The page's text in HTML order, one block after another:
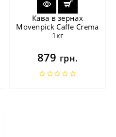
Кава в зернах
Movenpick Caffe Crema
1кг
879 грн.